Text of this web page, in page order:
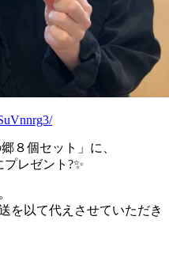
８個セット」に、
レゼント?✨
を以て代えさせていただき